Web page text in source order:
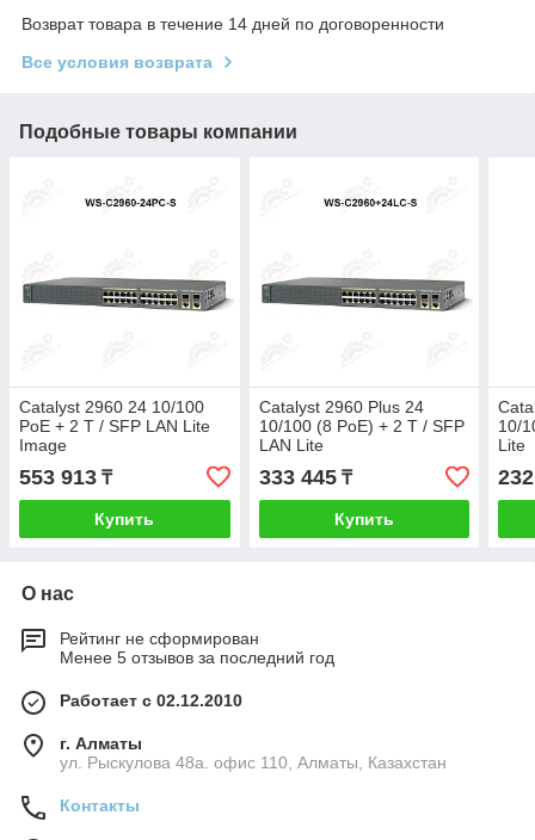
Возврат товара в течение 14 дней по договоренности
Все условия возврата
Подобные товары компании
Catalyst 2960 24 10/100
PoE + 2 T / SFP LAN Lite
Image
553 913 ₸
Купить
Catalyst 2960 Plus 24
10/100 (8 PoE) + 2 T / SFP
LAN Lite
333 445₸
Купить
10/
Lite
О нас
Рейтинг не сформирован
Менее 5 отзывов за последний год
Работает с 02.12.2010
г. Алматы
ул. Рыскулова 48а. офис 110, Алматы, Казахстан
Контакты